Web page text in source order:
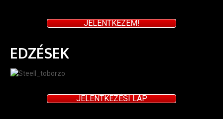
JELENTKEZEM!
EDZÉSEK
JELENTKEZÉSI LAP